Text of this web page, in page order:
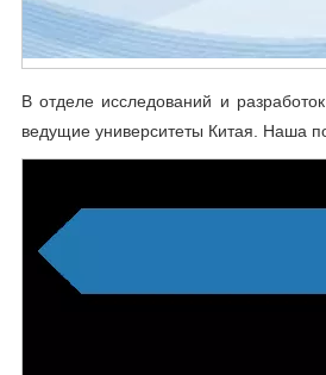
В отделе исследований и
ведущие университеты Китая. Наша